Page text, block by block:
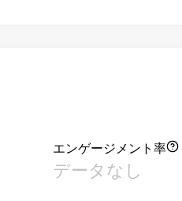
エンゲージメント率
データなし